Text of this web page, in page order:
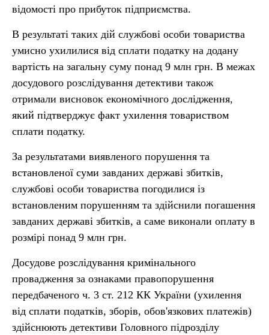
відомості про прибуток підприємства.
В результаті таких дій службові особи товариства
умисно ухилилися від сплати податку на додану
вартість на загальну суму понад 9 млн грн. В межах
досудового розслідування детективи також
отримали висновок економічного дослідження,
який підтверджує факт ухилення товариством
сплати податку.
За результатами виявленого порушення та
встановленої суми завданих державі збитків,
службові особи товариства погодилися із
встановленим порушенням та здійснили погашення
завданих державі збитків, а саме виконали оплату в
розмірі понад 9 млн грн.
Досудове розслідування кримінального
провадження за ознаками правопорушення
передбаченого ч. 3 cт. 212 КК України (ухилення
від сплати податків, зборів, обов'язкових платежів)
здійснюють детективи Головного підрозділу